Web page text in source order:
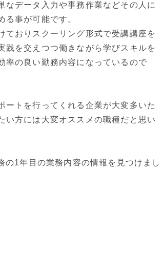
なデータ入力や事務作業などその人に
る事が可能です。
ておりスクーリング形式で受講講座を
践を交えつつ働きながら学びスキルを
率の良い勤務内容になっているので
ートを行ってくれる企業が大変多いた
い方には大変オススメの職種だと思い
の1年目の業務内容の情報を見つけまし